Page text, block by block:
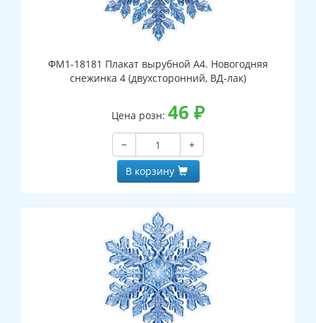
ФМ1-18181 Плакат вырубной А4. Новогодняя
снежинка 4 (двухсторонний, ВД-лак)
Цена розн: 46 ₽
−
+
В корзину